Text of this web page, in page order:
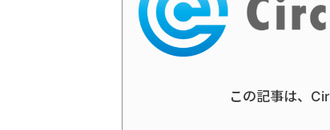
この記事は、